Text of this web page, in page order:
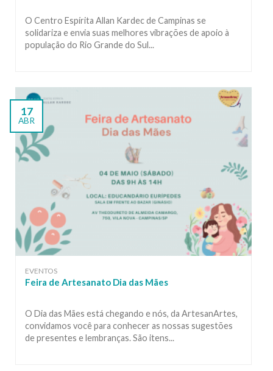
O Centro Espírita Allan Kardec de Campinas se
solidariza e envia suas melhores vibrações de apoio à
população do Rio Grande do Sul...
17
ABR
EVENTOS
Feira de Artesanato Dia das Mães
O Dia das Mães está chegando e nós, da ArtesanArtes,
convidamos você para conhecer as nossas sugestões
de presentes e lembranças. São itens...